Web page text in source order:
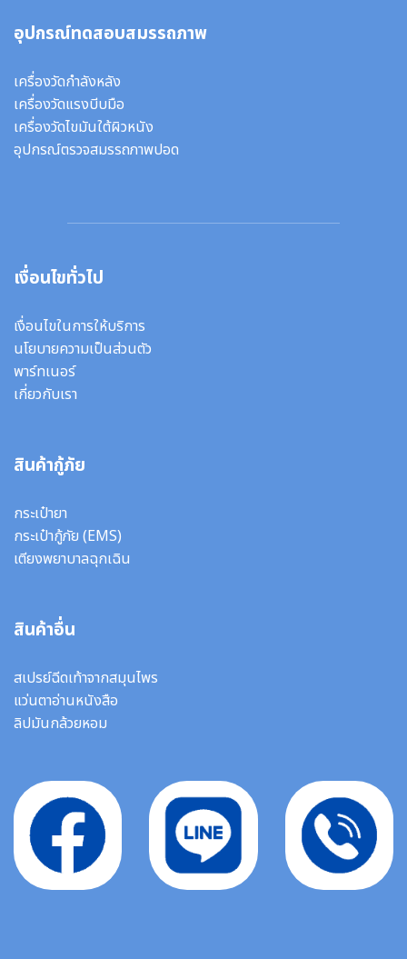
อุปกรณ์ทดสอบสมรรถภาพ
เครื่องวัดกำลังหลัง
เครื่องวัดแรงบีบมือ
เครื่องวัดไขมันใต้ผิวหนัง
อุปกรณ์ตรวจสมรรถภาพปอด
เงื่อนไขทั่วไป
เงื่อนไขในการให้บริการ
นโยบายความเป็นส่วนตัว
พาร์ทเนอร์
เกี่ยวกับเรา
สินค้ากู้ภัย
กระเป๋ายา
กระเป๋ากู้ภัย (EMS)
เตียงพยาบาลฉุกเฉิน
สินค้าอื่น
สเปรย์ฉีดเท้าจากสมุนไพร
แว่นตาอ่านหนังสือ
ลิปมันกล้วยหอม